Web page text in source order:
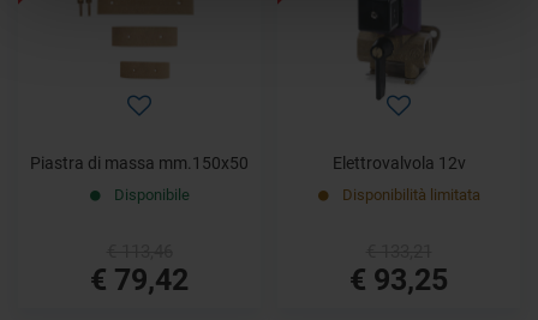
Piastra di massa mm.150x50
Disponibile
€ 79,42
Elettrovalvola 12v
Disponibilità limitata
€ 93,25